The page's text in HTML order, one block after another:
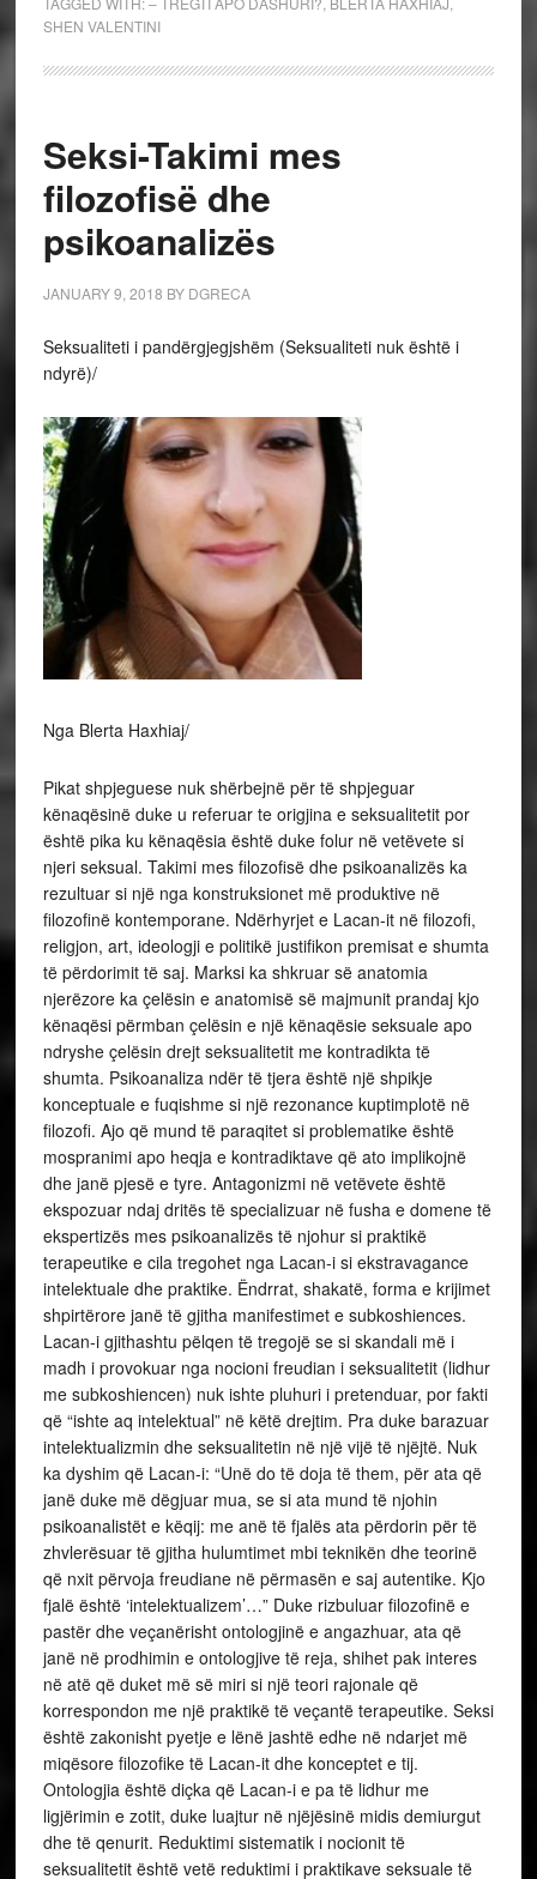
SHEN VALENTINI
Seksi-Takimi mes
filozofisë dhe
psikoanalizës
JANUARY 9, 2018 BY DGRECA
Seksualiteti i pandërgjegjshëm (Seksualiteti nuk është i
ndyrë)/
Nga Blerta Haxhiaj/
Pikat shpjeguese nuk shërbejnë për të shpjeguar kënaqësinë duke u referuar te origjina e seksualitetit por është pika ku kënaqësia është duke folur në vetëvete si njeri seksual. Takimi mes filozofisë dhe psikoanalizës ka rezultuar si një nga konstruksionet më produktive në filozofinë kontemporane. Ndërhyrjet e Lacan-it në filozofi, religjon, art, ideologji e politikë justifikon premisat e shumta të përdorimit të saj. Marksi ka shkruar së anatomia njerëzore ka çelësin e anatomisë së majmunit prandaj kjo kënaqësi përmban çelësin e një kënaqësie seksuale apo ndryshe çelësin drejt seksualitetit me kontradikta të shumta. Psikoanaliza ndër të tjera është një shpikje konceptuale e fuqishme si një rezonance kuptimplotë në filozofi. Ajo që mund të paraqitet si problematike është mospranimi apo heqja e kontradiktave që ato implikojnë dhe janë pjesë e tyre. Antagonizmi në vetëvete është ekspozuar ndaj dritës të specializuar në fusha e domene të ekspertizës mes psikoanalizës të njohur si praktikë terapeutike e cila tregohet nga Lacan-i si ekstravagance intelektuale dhe praktike. Ëndrrat, shakatë, forma e krijimet shpirtërore janë të gjitha manifestimet e subkoshiences. Lacan-i gjithashtu pëlqen të tregojë se si skandali më i madh i provokuar nga nocioni freudian i seksualitetit (lidhur me subkoshiencen) nuk ishte pluhuri i pretenduar, por fakti që “ishte aq intelektual” në këtë drejtim. Pra duke barazuar intelektualizmin dhe seksualitetin në një vijë të njëjtë. Nuk ka dyshim që Lacan-i: “Unë do të doja të them, për ata që janë duke më dëgjuar mua, se si ata mund të njohin psikoanalistët e këqij: me anë të fjalës ata përdorin për të zhvlerësuar të gjitha hulumtimet mbi teknikën dhe teorinë që nxit përvoja freudiane në përmasën e saj autentike. Kjo fjalë është ‘intelektualizem’…” Duke rizbuluar filozofinë e pastër dhe veçanërisht ontologjinë e angazhuar, ata që janë në prodhimin e ontologjive të reja, shihet pak interes në atë që duket më së miri si një teori rajonale që korrespondon me një praktikë të veçantë terapeutike. Seksi është zakonisht pyetje e lënë jashtë edhe në ndarjet më miqësore filozofike të Lacan-it dhe konceptet e tij. Ontologjia është diçka që Lacan-i e pa të lidhur me ligjërimin e zotit, duke luajtur në njëjësinë midis demiurgut dhe të qenurit. Reduktimi sistematik i nocionit të seksualitetit është vetë reduktimi i praktikave seksuale të ndryshme të konstituara si interkurs seksual dhe i rrethuar nga aludimi i detyrueshëm seksual, domethënë nga një oqean i gjerë i kuptimeve seksuale. Aktiviteti seksual i shfaqur ndaj Freud-it është i dyfishuar nga vetë impakti i saj dhe i vështirë ose ndryshe si hetim ontologjik. Shumë më shqetësues ishte teza gjithnjë problematike në lidhje me (ontologjikisht) pasigurinë e vetë seksualitetit. Alenka Zupančič referon përmes thirrjeve të epokës viktoriane se Seksi është i ndyrë, përgjigjja freudiane është së nuk është i ndyrë por është natyral dhe Alenka përgjigjet me një pyetje se çfarë është seksi? Lloji i interesit njerëzor filozofik i psikologjizuar është saktësisht ai zbulim i qëndrueshmërisë së seksit si faktor radikal i dis-orientimit. Ajo që Freud-i e quan seksuale nuk është ajo që na bën njeri në asnjë kuptimin e këtij termi, por është më tepër ajo që na bën subjekt, ose ndoshta më saktësisht, është njëlloj me lindjen e subjektit. Psikoanaliza saktësisht është pika ndoshta e habitshme që bën Frojdi që duket perspektive e terapeutike si e kundërt të cilën e kanë të përbashkët (ajo që pretendon se është përgjigjja seksuale çdo gjë, dhe ai që e largon seksin si të mbivlerësuar). Psikoanaliza e sheh pamundësinë e seksit të plotë në mungesë të të gjitha pengesave të jashtme, si një konstituese dhe pjesë përbërëse e seksualitetit, si e tillë subkoshiente. Në psikoanalizë (pothuajse) gjithçka ka kuptim seksual dhe që për ta kuptuar këtë është çelësi i shërimit psikologjik, thjeshtë duhet të mbahet mend se si Freud-i e konstituon teorinë e tij të seksit si konstitutivisht problematik. Ajo nuk është thjesht e zbuluar dhe deshifruar në kuptimi seksual “prapa” simptomave dhe formacioneve të ndryshme të pavetëdijes, përkundrazi, është e kundërta, ajo ndërtohet duke penguar “dështimin terapeutik” të zbulimit përfundimtar të kuptimit seksual. Hapësira për një hipotezë që kuptimi seksual aq bujarisht është i prodhuar nga pandërgjegjshmja ishte për të maskuar realitetin e një negativiteti themelor në punë, në seksualitet, për të nxjerrë efikasitetin e tij nga fakti se është vetë një mjet i kënaqësisë. Një nga detyrat kryesore të psikoanalizës është se duhet të çaktivizojë ngadalë por tërësisht rrugën e kësaj kënaqësie, për ta bërë atë të padobishme. Kjo është për të rivendosur seksin në dimensionin e saj të së vërtetës. Seksualiteti në thelb lidhet me domene të ndryshme të pjesshme me kënaqësinë e tyre, ajo nuk është e lindur, nuk është e bazuar në objekte dhe nuk është prokreative. Një pengesë e madhe e kësaj llogarie lineare e seksualitetit dhe zhvillimit të saj është se ajo lë tërësisht konceptin qendror të psikoanalizës, që është e pandërgjegjshmja. Përpjekja, mund të hyjë në këtë llogari vetëm si represioni i kryer seksual (përmbajtje ose aktivitet), jo si thelbësisht dhe konstitutivisht i lidhur me të. Ka diçka për seksualitetin që shfaqet vetëm si i shtypur, diçka që regjistrohet në realitet vetëm në forma e represionit (dhe jo si diçka që është e para dhe pastaj shtypet). Kjo diçka e bën seksualitetin “seksual” në kuptimin e fortë të fjalës. Kjo do të thotë se lidhja mes të pandërgjegjies dhe seksualitetit është se seksualiteti ka të bëjë me vetë qenien – e pavetëdijshme, në pasigurinë e saj ontologjike – na referon Alenka Z. Normativiteti kulturor (social, moral, fetar) e nxit të ashtuquajturën seksualitet natyror (marrëdhëniet heteroseksuale) dhe tenton të ndalojë ose të shtypë seksualitetin homogjen, e cila shihet si i çoroditur, asocial, që nuk i shërben qëllimit jashtë vetëvetes dhe rrjedhimisht mjetet e kontrollit i ikin individit dhe shoqërisë… Krishterimi zakonisht merret si shembull major që ndalon seksualitetin dhe promovon vetëm bashkimin riprodhues “i qëllimshëm”. (Lacan në pasazhin e mëposhtëm) ‘Krishti, edhe kur ringjallet nga të vdekurit, vlerësohet për trupin e tij dhe për të, trupi është mjeti me të cilin bashkimi në praninë e tij është inkorporimi. Ose, siç thotë Shën Agustini, seksualiteti nuk është mëkati origjinal (ky i fundit i referohet origjinës se paligjshmëria e çiftit kur merrnin fruta nga pema e dijes), por dënimi për ta dhe vend i përhershëm i tij. Pra, seksualiteti është mjaft problematik që të shihet si një dënim, një mallkim. Aspekti natyral i seksualitetit paraqitet në mënyrë dramatike por ka gabimet e saj sepse është i pasigurtë.’ Problemi nuk është thjesht se natyra është gjithmonë-tashmë kulturore, por më tepër se natyra mungon diçka në mënyrë që të jetë ajo që rritet nga vetëvetja dhe kultura nuk është diçka që e ndërmjetëson (me ndalimin e incestit kalojmë nga natyra në kulturë – Michel Foucault). Lidhja mes njohurisë dhe seksit nuk është e kufizuar në Bibel vetëm në skenën e mëkatit origjinal, por ka një insistim të mëtejshëm dhe të përsëritshëm. Idioma “njohuri në kuptimin biblik” që Bibla i referohet marrëdhënieve seksuale (si “njohja e tjetrit”) nuk është aspak e njëllojtë si eufemizmat e zakonshme për marrëdhëniet tjera si eufemizëm përshkrues. “Të njohësh tjetri në kuptimin biblik” është angazhimi në pikën ku Tjetrit i mungojnë njohuritë. Dhe nga perspektiva fetare, kjo mungesë te tjetri, shenja e munguar e marrëdhënies seksuale nuk është çështje e vogël. Pamja e trupave të zhveshur nuk është “e turpshme” për shkak të këtyre si të tillë, por për shkak të asaj që trupat e zhveshur nuk e përcjellin domethëniën e marrëdhënies seksuale. Normat (recetat normative të seksualitetit) shfaqen pikërisht në pikat e mungesës si përfaqësim. Normat mund të shihet si të marrë në vendin e imazhit që “nuk e ka parë kurrë” atë trup krejtësisht duke u mbështjellë rreth trupit të Tjetrit. Ky imazh është mbështetja fantazmagorike e normës. Është fantazi e mbështetur nga vendosja e normës dhe mbështetja e normës kthehet në fantazinë e marrëdhënies seksuale. Kur flasim për psikoanalizën dhe politikën sot janë dy qëndrime. E para është largimi i seksualitetit, mënjanimi i tij dhe ndjekja e koncepteve të tjera, të tilla si të ndaluara, kënaqësi e tepërt. Lacan-i hedh poshtë seksualitetin si diçka që ka vetëm një përkatësisë sekondare ose “rajonale” dhe leximi hedh poshtë politikën si diçka që është domosdoshmërisht patologjike. Koncepti Lacan-ian i seksit është ajo mënyrë në të cilën është duke punuar si një bllokim thelbësor i qenies, strukturimin e saj (si të qenurit). Çështja është se përtej të gjitha përmbajtjeve seksuale dhe praktikave seksuale nuk është një formë e pastër, por referohet në vend të mungesës së kësaj forme si ajo që kthen dhe përcakton hapësirën e seksit. Platoni shkoi aq larg sa të tregonte se edhe gjërat më të ulëtat, si balta dhe papastërtitë, kanë idetë e tyre përkatëse (esencat ideale), por çfarë lidhje me seksin? Përgjigja është negative sepse seksi do të vendoset “si më e ulët” në zinxhiri i qenies së baltës për ndonjë arsye tjetër. Alenka e vazhdon pasazhin me gjetjen e përgjigjes se seksi si një zgjidhje nuk duhet të merret si vetë-shpjeguese, si shpjegim për ndalimin “tradicional” kulturor të seksualitet, por tjetrër rrugë përreth. Kjo ndalesë duhet të shpjegohet me një ndërprerje ontologjike të përfshirë si seksuale në seksuale. Dikush mund të riafirmojë sloganin e mirënjohur “Seksualiteti është politikë” dhe i jep një kuptim të ri “Seksi është politik” në kuptimin që një politikë e vërtetë emancipuese që mund të mendohet vetëm në terrenin e një “ontologjie të çorieruar nga objektet”. Një ontologji që ndjek jo thjesht qenien e qenies, por realen që e përcjell dhe e informon. Megjithatë, “asgjëja” nuk është e natyrshme për të qenë dhe përbën çarjen e saj të pakalueshme, ajo regjistrohet si një pikë epistemologjike e veç